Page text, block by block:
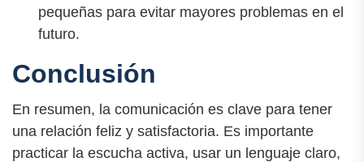
pequeñas para evitar mayores problemas en el
futuro.
Conclusión
En resumen, la comunicación es clave para tener
una relación feliz y satisfactoria. Es importante
practicar la escucha activa, usar un lenguaje claro,